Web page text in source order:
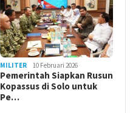
MILITER 10 Februari 2026
Pemerintah Siapkan Rusun
Kopassus di Solo untuk
Pe…